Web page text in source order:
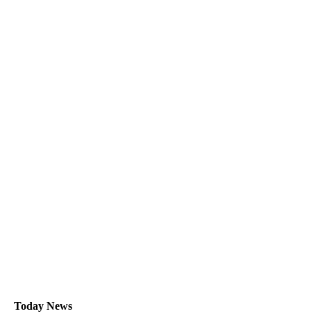
Today News